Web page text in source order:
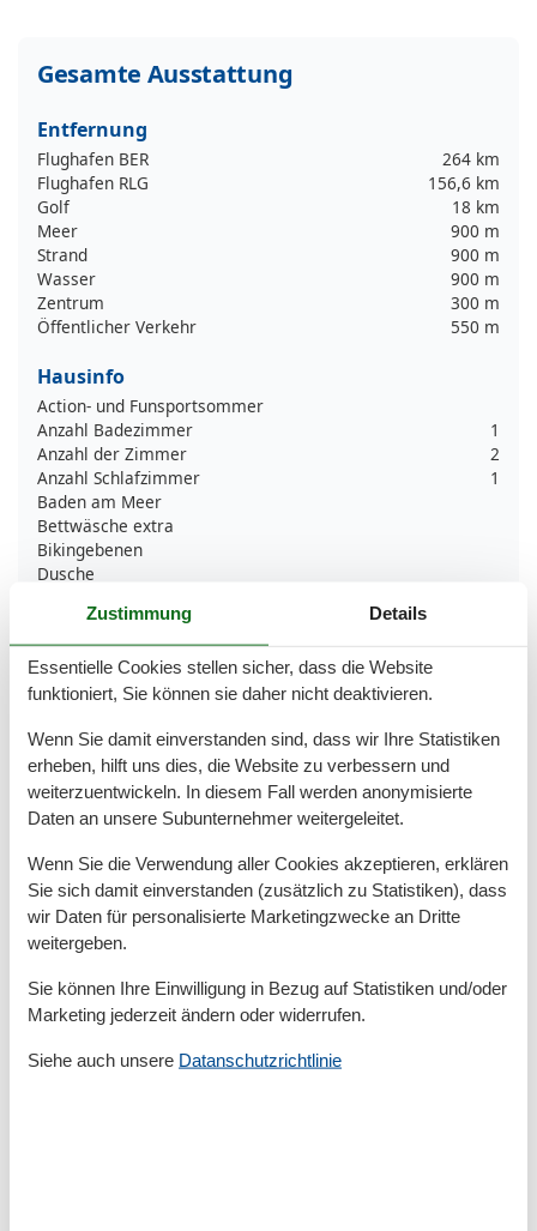
Gesamte Ausstattung
Entfernung
Flughafen BER
264 km
Flughafen RLG
156,6 km
Golf
18 km
Meer
900 m
Strand
900 m
Wasser
900 m
Zentrum
300 m
Öffentlicher Verkehr
550 m
Hausinfo
Action- und Funsportsommer
Anzahl Badezimmer
1
Anzahl der Zimmer
2
Anzahl Schlafzimmer
1
Baden am Meer
Bettwäsche extra
Bikingebenen
Dusche
Garten
Golfplätze
Handtücher extra
Heizung
Insel
Internet
Keine Haustiere erlaubt
Kessel
Kochnische
Kühlschrank
Nichtraucher
Parken
Parkplatz privat kostenlos
Rauchmelder
Segeln
Terrasse
Zustimmung Details
Essentielle Cookies stellen sicher, dass die Website
funktioniert, Sie können sie daher nicht deaktivieren.
Wenn Sie damit einverstanden sind, dass wir Ihre Statistiken
erheben, hilft uns dies, die Website zu verbessern und
weiterzuentwickeln. In diesem Fall werden anonymisierte
Daten an unsere Subunternehmer weitergeleitet.
Wenn Sie die Verwendung aller Cookies akzeptieren, erklären
Sie sich damit einverstanden (zusätzlich zu Statistiken), dass
wir Daten für personalisierte Marketingzwecke an Dritte
weitergeben.
Sie können Ihre Einwilligung in Bezug auf Statistiken und/oder
Marketing jederzeit ändern oder widerrufen.
Siehe auch unsere Datanschutzrichtlinie